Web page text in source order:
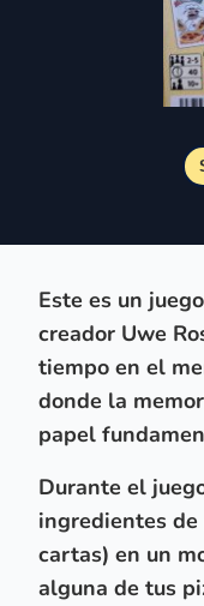
Este es un
creador Uwe
tiempo en el
donde la
papel
Durante el
ingredientes
cartas) en un
alguna de tus